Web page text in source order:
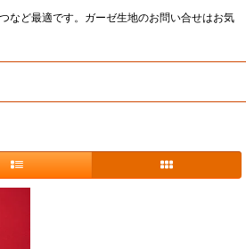
など最適です。ガーゼ生地のお問い合せはお気